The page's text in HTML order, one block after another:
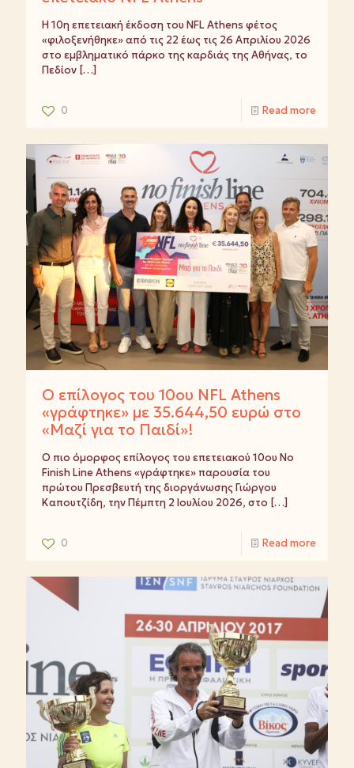
Η 10η επετειακή έκδοση του NFL Athens φέτος
«φιλοξενήθηκε» από τις 22 έως τις 26 Απριλίου 2026
στο εμβληματικό πάρκο της καρδιάς της Αθήνας, το
Πεδίον […]
0 Read more
Ο επίλογος του 10ου NFL Athens
«γράφτηκε» με 35.644,50 ευρώ στο
«Μαζί για το Παιδί»!
Ο πιο όμορφος επίλογος του επετειακού 10ου No
Finish Line Athens «γράφτηκε» παρουσία του
πρώτου Πρεσβευτή της διοργάνωσης Γιώργου
Καπουτζίδη, την Πέμπτη 2 Ιουλίου 2026, στο […]
0 Read more